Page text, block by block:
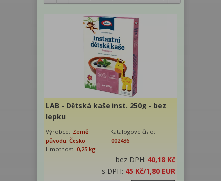
LAB - Dětská kaše inst. 250g - bez
lepku
Výrobce: Země
původu: Česko
Katalogové číslo:
002436
Hmotnost: 0,25 kg
bez DPH: 40,18 Kč
s DPH: 45 Kč/1,80 EUR